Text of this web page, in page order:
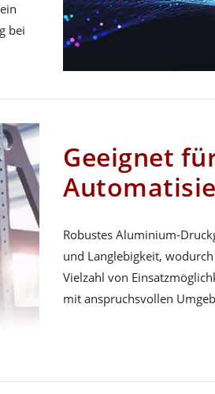
bei
Geeignet
Robustes Aluminium-
und Langlebigkeit,
Vielzahl von
mit anspruchsvollen